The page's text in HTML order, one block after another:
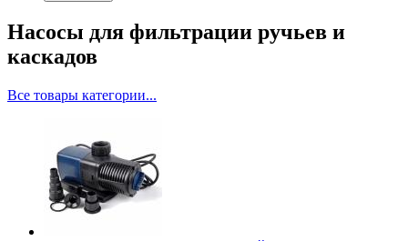
Насосы для фильтрации ручьев и
каскадов
Все товары категории...